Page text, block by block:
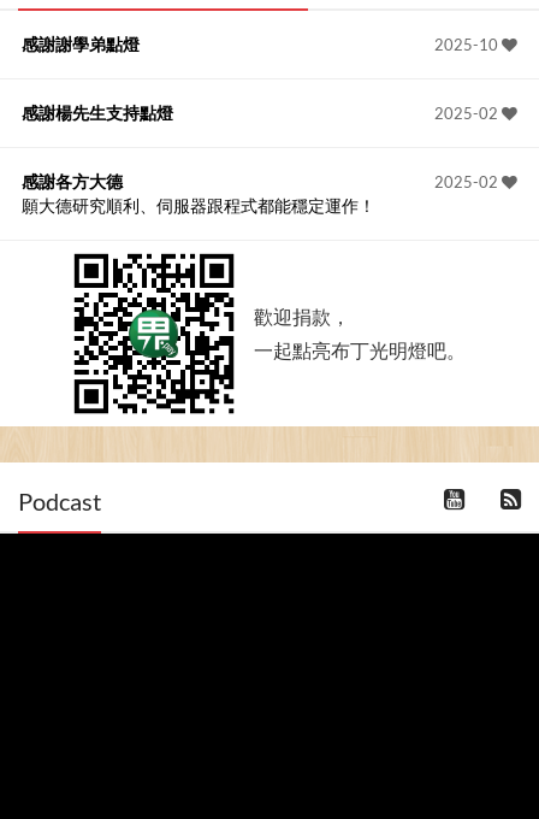
2025-10
感謝謝學弟點燈
2025-02
感謝楊先生支持點燈
2025-02
感謝各方大德
願大德研究順利、伺服器跟程式都能穩定運作！
歡迎捐款，
一起點亮布丁光明燈吧。
Podcast